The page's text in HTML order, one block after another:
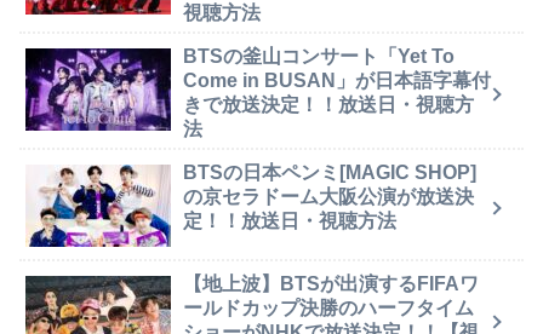
視聴方法
BTSの釜山コンサート「Yet To
Come in BUSAN」が日本語字幕付
きで放送決定！！放送日・視聴方
法
BTSの日本ペンミ[MAGIC SHOP]
の京セラドーム大阪公演が放送決
定！！放送日・視聴方法
【地上波】BTSが出演するFIFAワ
ールドカップ決勝のハーフタイム